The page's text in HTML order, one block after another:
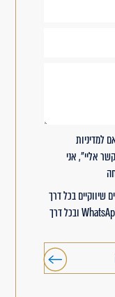
למדיניות
אליי", אני
שיווקיים בכל דרך
שהיא, לרבות: SMS, דואר אלקטרוני, הודעת WhatsApp ובכל דרך